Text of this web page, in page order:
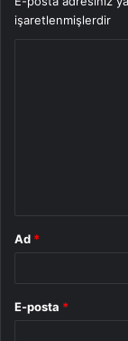
işaretlenmişlerdir
Ad *
E-posta *